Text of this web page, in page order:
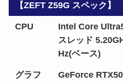
【ZEFT Z59G スペック】
CPU
Intel Core
スレッド
Hz(ベース)
グラフ
GeForce